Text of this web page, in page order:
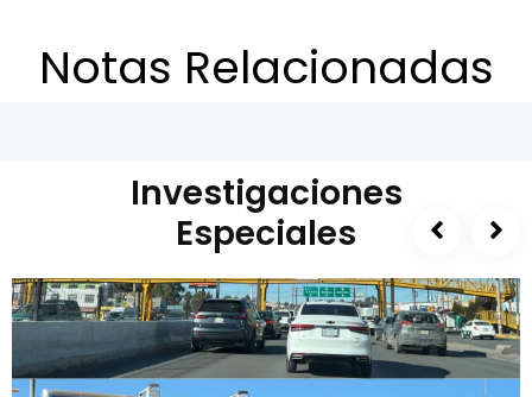
Notas Relacionadas
Investigaciones
Especiales